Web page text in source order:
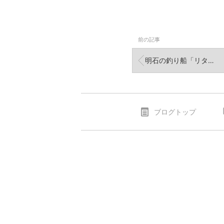
前の記事
明石の釣り船「リタックル」タイラバ 2020年6月26日
ブログトップ